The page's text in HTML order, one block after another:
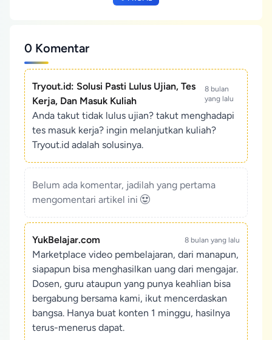
0 Komentar
Tryout.id: Solusi Pasti Lulus Ujian, Tes
Kerja, Dan Masuk Kuliah
8 bulan
yang lalu
Anda takut tidak lulus ujian? takut menghadapi
tes masuk kerja? ingin melanjutkan kuliah?
Tryout.id adalah solusinya.
Belum ada komentar, jadilah yang pertama
mengomentari artikel ini
YukBelajar.com 8 bulan yang lalu
Marketplace video pembelajaran, dari manapun,
siapapun bisa menghasilkan uang dari mengajar.
Dosen, guru ataupun yang punya keahlian bisa
bergabung bersama kami, ikut mencerdaskan
bangsa. Hanya buat konten 1 minggu, hasilnya
terus-menerus dapat.